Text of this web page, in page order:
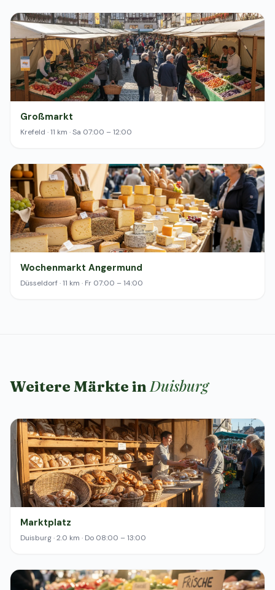
Großmarkt
Krefeld · 11 km · Sa 07:00 – 12:00
Wochenmarkt Angermund
Düsseldorf · 11 km · Fr 07:00 – 14:00
Weitere Märkte inDuisburg
Marktplatz
Duisburg · 2.0 km · Do 08:00 – 13:00